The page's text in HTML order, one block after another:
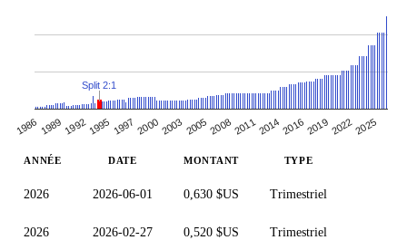
1986 1989 19921995 1997 2000200320052008201120142016201920222025
Split 2:1
ANNÉE DATE MONTANT TYPE
2026 2026-06-01 0,630 $US Trimestriel
2026 2026-02-27 0,520 $US Trimestriel